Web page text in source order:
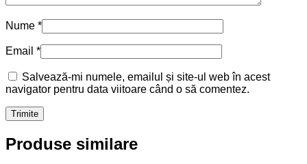
Nume *
Email *
Salvează-mi numele, emailul și site-ul web în acest
navigator pentru data viitoare când o să comentez.
Produse similare